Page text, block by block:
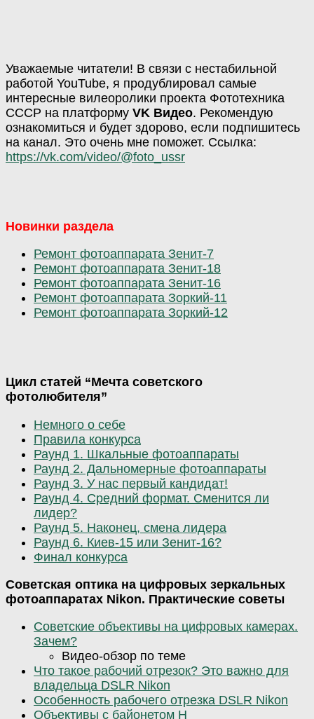
Уважаемые читатели! В связи с нестабильной
работой YouTube, я продублировал самые
интересные вилеоролики проекта Фототехника
СССР на платформу VK Видео. Рекомендую
ознакомиться и будет здорово, если подпишитесь
на канал. Это очень мне поможет. Ссылка:
https://vk.com/video/@foto_ussr
Новинки раздела
Ремонт фотоаппарата Зенит-7
Ремонт фотоаппарата Зенит-18
Ремонт фотоаппарата Зенит-16
Ремонт фотоаппарата Зоркий-11
Ремонт фотоаппарата Зоркий-12
Цикл статей “Мечта советского
фотолюбителя”
Немного о себе
Правила конкурса
Раунд 1. Шкальные фотоаппараты
Раунд 2. Дальномерные фотоаппараты
Раунд 3. У нас первый кандидат!
Раунд 4. Средний формат. Сменится ли
лидер?
Раунд 5. Наконец, смена лидера
Раунд 6. Киев-15 или Зенит-16?
Финал конкурса
Советская оптика на цифровых зеркальных
фотоаппаратах Nikon. Практические советы
Советские объективы на цифровых камерах.
Зачем?
Видео-обзор по теме
Что такое рабочий отрезок? Это важно для
владельца DSLR Nikon
Особенность рабочего отрезка DSLR Nikon
Объективы с байонетом Н